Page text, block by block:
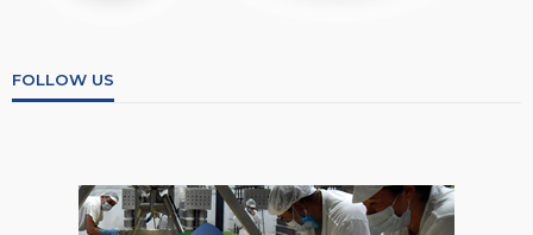
FOLLOW US